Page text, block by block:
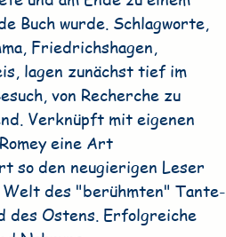
Buch wurde. Schlagworte,
Friedrichshagen,
lagen zunächst tief im
von Recherche zu
Verknüpft mit eigenen
eine Art
so den neugierigen Leser
des "berühmten" Tante-
des Ostens. Erfolgreiche